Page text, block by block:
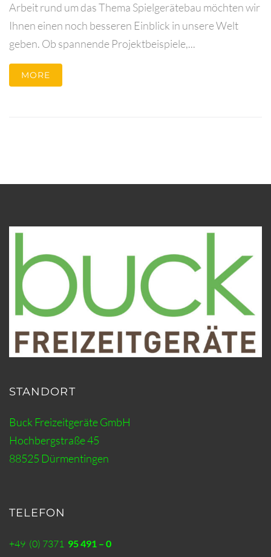
Arbeit rund um das Thema Spielgerätebau möchten wir
Ihnen einen noch besseren Einblick in unsere Welt
geben. Ob spannende Projektbeispiele,...
MORE
STANDORT
Buck Freizeitgeräte GmbH
Hochbergstraße 45
88525 Dürmentingen
TELEFON
+49 (0) 7371 95 491 – 0